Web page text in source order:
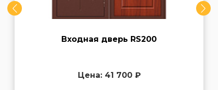
Входная дверь RS200
Цена: 41 700 ₽